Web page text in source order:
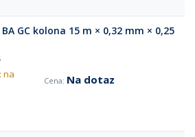
BA GC kolona 15 m × 0,32 mm × 0,25
na
Na dotaz